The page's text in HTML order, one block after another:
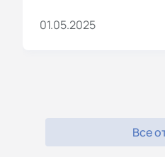
01.05.2025
Все